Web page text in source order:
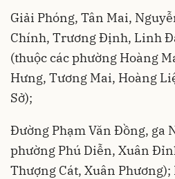
Giải Phóng, Tân Mai,
Chính, Trương Định, Linh
(thuộc các phường Hoàng
Hưng, Tương Mai, Hoàng
Sở);
Đường Phạm Văn Đồng, ga
phường Phú Diễn, Xuân
Thượng Cát, Xuân